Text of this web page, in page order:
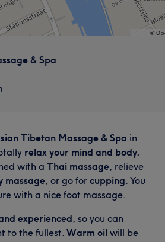
over Choedan
18 Vakkundig 17
& Spa
Tibetan Massage & Spa in
relax your mind and body.
with a Thai massage, relieve
massage, or go for cupping. You
with a nice foot massage.
experienced, so you can
to the fullest. Warm oil will be